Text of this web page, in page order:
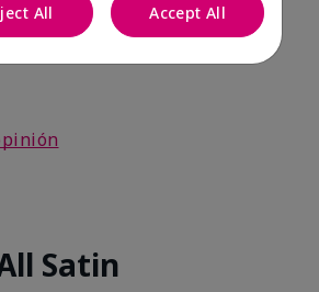
Satin
All Accept All